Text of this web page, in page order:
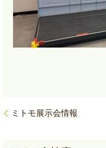
ミトモ展示会情報